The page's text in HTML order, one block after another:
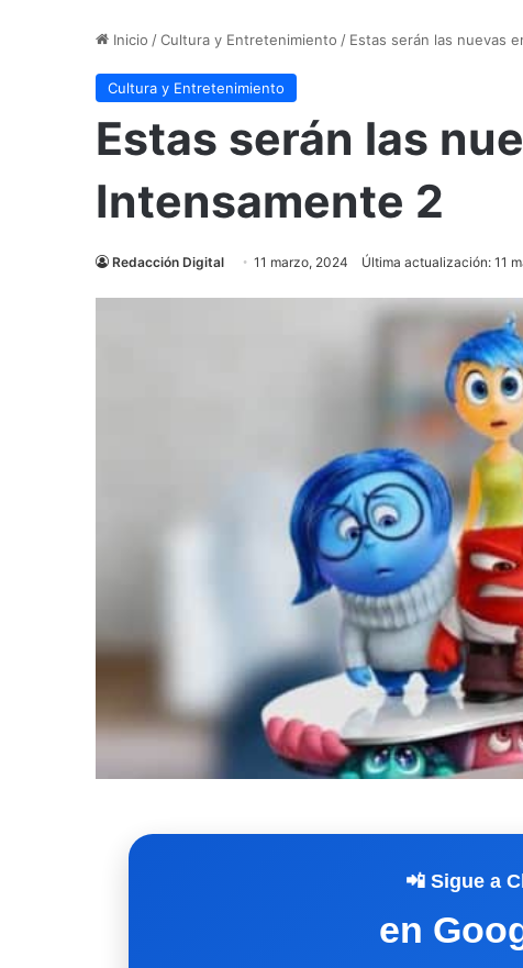
Inicio /Cultura y Entretenimiento / Estas serán las nuevas
Cultura y Entretenimiento
Estas serán las
Intensamente 2
Redacción Digital 11 marzo, 2024 Última actualización: 11
📲 Sigue a
en